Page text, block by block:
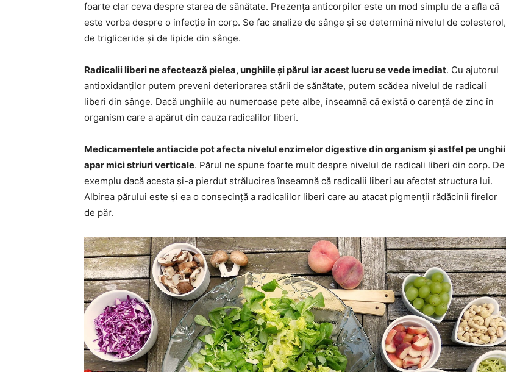
foarte clar ceva despre starea de sănătate. Prezența anticorpilor este un mod simplu de a afla că
este vorba despre o infecție în corp. Se fac analize de sânge și se determină nivelul de colesterol,
de trigliceride și de lipide din sânge.
Radicalii liberi ne afectează pielea, unghiile și părul iar acest lucru se vede imediat. Cu ajutorul
antioxidanților putem preveni deteriorarea stării de sănătate, putem scădea nivelul de radicali
liberi din sânge. Dacă unghiile au numeroase pete albe, înseamnă că există o carență de zinc în
organism care a apărut din cauza radicalilor liberi.
Medicamentele antiacide pot afecta nivelul enzimelor digestive din organism și astfel pe unghii
apar mici striuri verticale. Părul ne spune foarte mult despre nivelul de radicali liberi din corp. De
exemplu dacă acesta și-a pierdut strălucirea înseamnă că radicalii liberi au afectat structura lui.
Albirea părului este și ea o consecință a radicalilor liberi care au atacat pigmenții rădăcinii firelor
de păr.